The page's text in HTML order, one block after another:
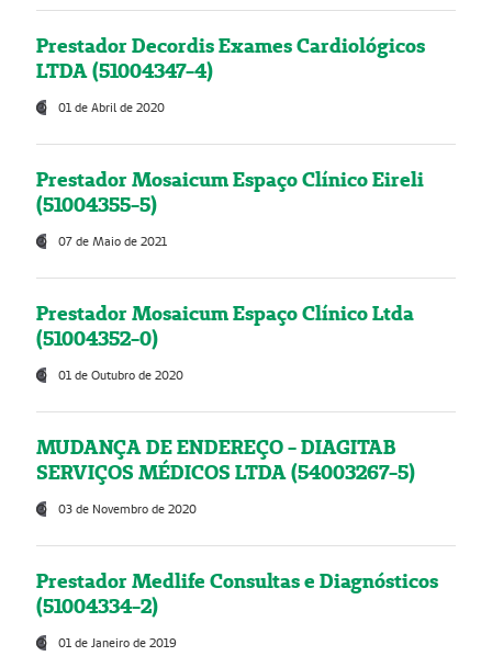
Prestador Decordis Exames Cardiológicos
LTDA (51004347-4)
01 de Abril de 2020
Prestador Mosaicum Espaço Clínico Eireli
(51004355-5)
07 de Maio de 2021
Prestador Mosaicum Espaço Clínico Ltda
(51004352-0)
01 de Outubro de 2020
MUDANÇA DE ENDEREÇO - DIAGITAB
SERVIÇOS MÉDICOS LTDA (54003267-5)
03 de Novembro de 2020
Prestador Medlife Consultas e Diagnósticos
(51004334-2)
01 de Janeiro de 2019